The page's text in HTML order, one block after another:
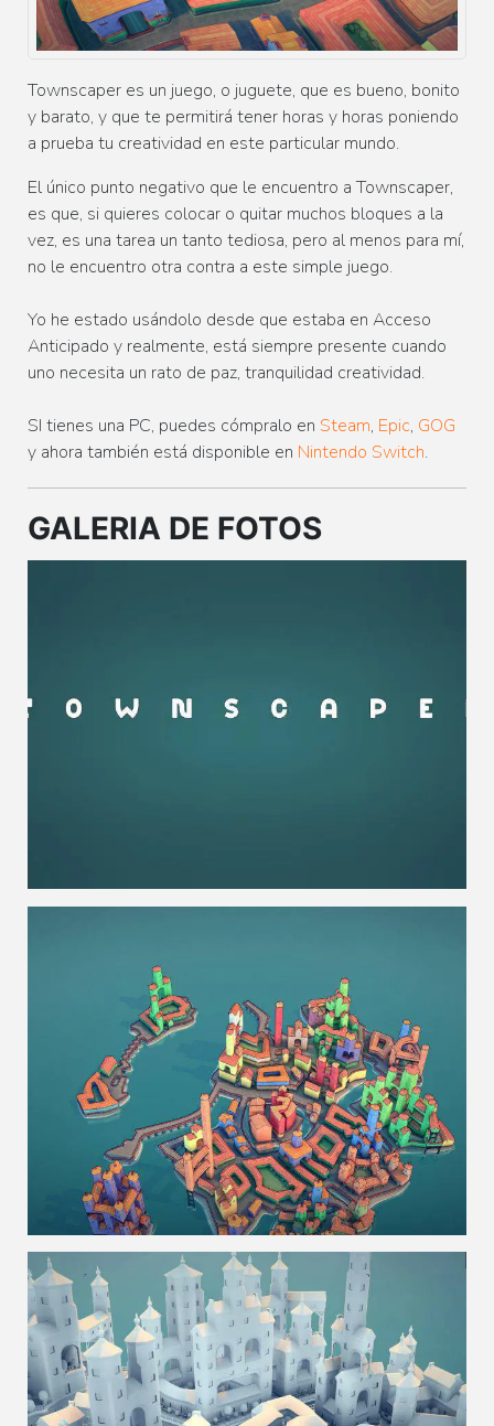
Townscaper es un juego, o juguete, que es bueno, bonito
y barato, y que te permitirá tener horas y horas poniendo
a prueba tu creatividad en este particular mundo.
El único punto negativo que le encuentro a Townscaper,
es que, si quieres colocar o quitar muchos bloques a la
vez, es una tarea un tanto tediosa, pero al menos para mí,
no le encuentro otra contra a este simple juego.
Yo he estado usándolo desde que estaba en Acceso
Anticipado y realmente, está siempre presente cuando
uno necesita un rato de paz, tranquilidad creatividad.
SI tienes una PC, puedes cómpralo en Steam, Epic, GOG
y ahora también está disponible en Nintendo Switch.
GALERIA DE FOTOS